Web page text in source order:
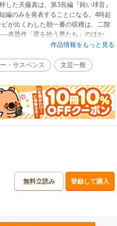
した天藤真は、第3長編『鈍い球音』
編のみを発表することになる。4時起
が出くわした朝一番の収穫は、二階
表題作「星を拾う男たち」のほか、
完全な予告殺人”を描く「極楽案内」
編集成2巻目となる本書には、63年～
「天然色アリバイ」「共謀者」「目
て四つ」「三匹の虻」
作品情報をもっと見る
・サスペンス 文芸一般
無料立読み 登録して購入